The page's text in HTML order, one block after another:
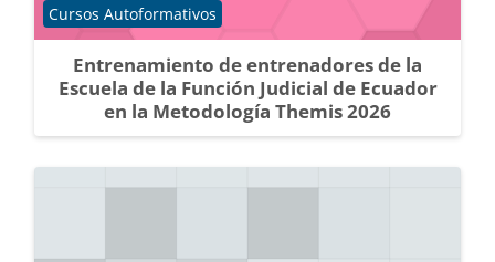
Entrenamiento de entrenadores de la
Escuela de la Función Judicial de Ecuador
en la Metodología Themis 2026
Catégorie de cours
Cursos Autoformativos